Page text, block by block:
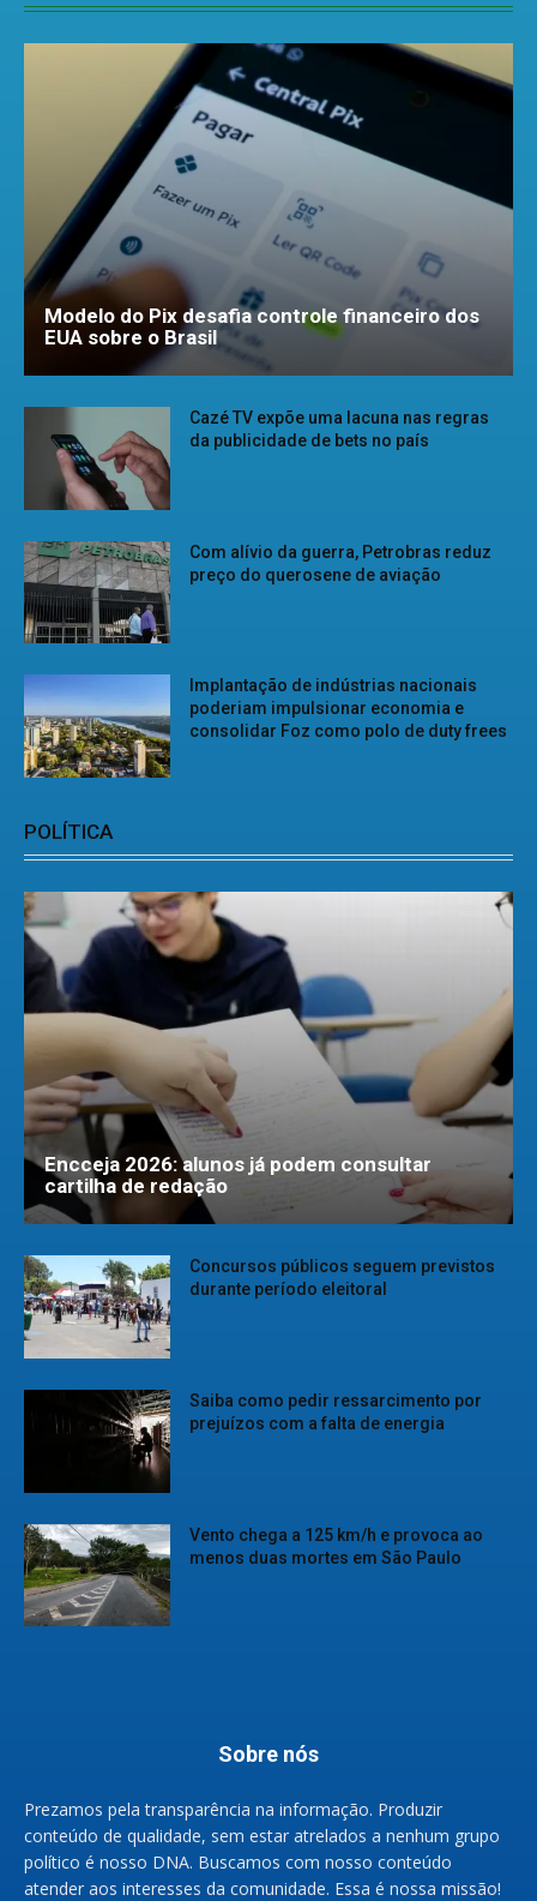
Modelo do Pix desafia controle financeiro dos
EUA sobre o Brasil
Cazé TV expõe uma lacuna nas regras
da publicidade de bets no país
Com alívio da guerra, Petrobras reduz
preço do querosene de aviação
Implantação de indústrias nacionais
poderiam impulsionar economia e
consolidar Foz como polo de duty frees
POLÍTICA
Encceja 2026: alunos já podem consultar
cartilha de redação
Concursos públicos seguem previstos
durante período eleitoral
Saiba como pedir ressarcimento por
prejuízos com a falta de energia
Vento chega a 125 km/h e provoca ao
menos duas mortes em São Paulo
Sobre nós
Prezamos pela transparência na informação. Produzir
conteúdo de qualidade, sem estar atrelados a nenhum grupo
político é nosso DNA. Buscamos com nosso conteúdo
atender aos interesses da comunidade. Essa é nossa missão!